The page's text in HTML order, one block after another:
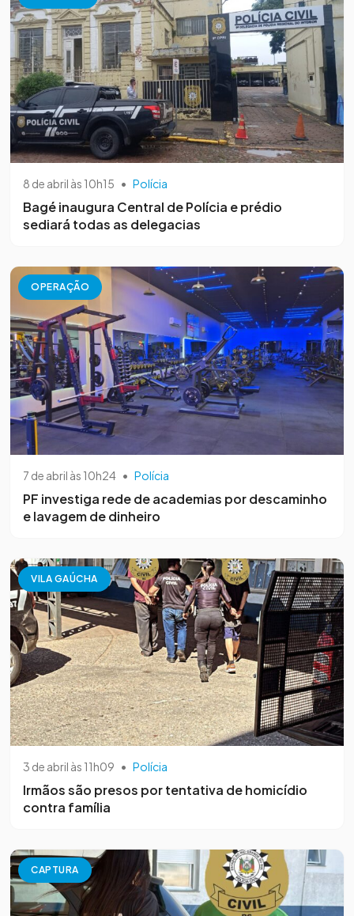
8 de abril às 10h15 • Polícia
Bagé inaugura Central de Polícia e prédio
sediará todas as delegacias
OPERAÇÃO
7 de abril às 10h24 • Polícia
PF investiga rede de academias por descaminho
e lavagem de dinheiro
VILA GAÚCHA
3 de abril às 11h09 • Polícia
Irmãos são presos por tentativa de homicídio
contra família
CAPTURA